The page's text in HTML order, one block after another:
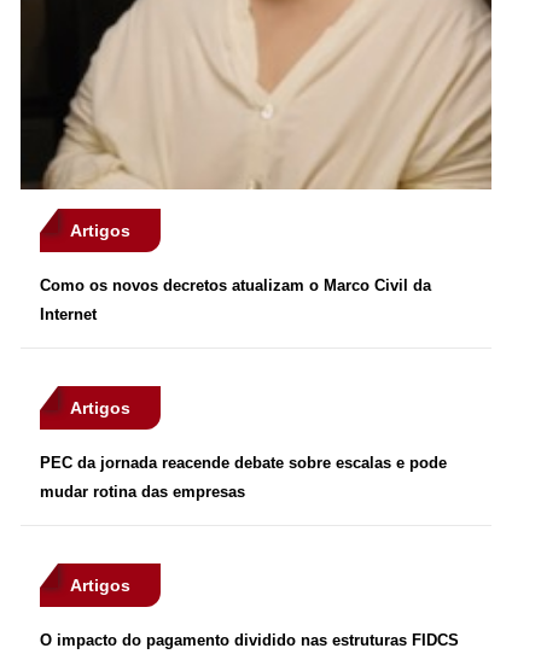
Artigos
Como os novos decretos atualizam o Marco Civil da
Internet
Artigos
PEC da jornada reacende debate sobre escalas e pode
mudar rotina das empresas
Artigos
O impacto do pagamento dividido nas estruturas FIDCS